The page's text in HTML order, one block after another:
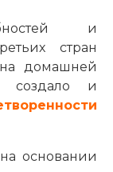
и
стран
домашней
создало и
основании